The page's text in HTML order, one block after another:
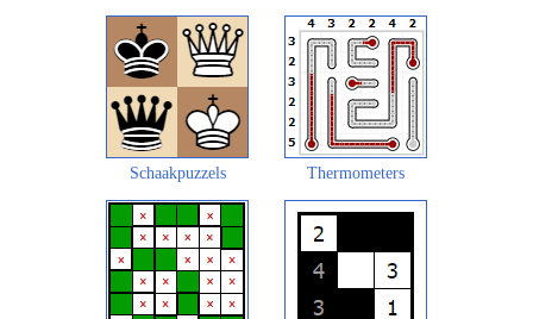
Schaakpuzzels Thermometers